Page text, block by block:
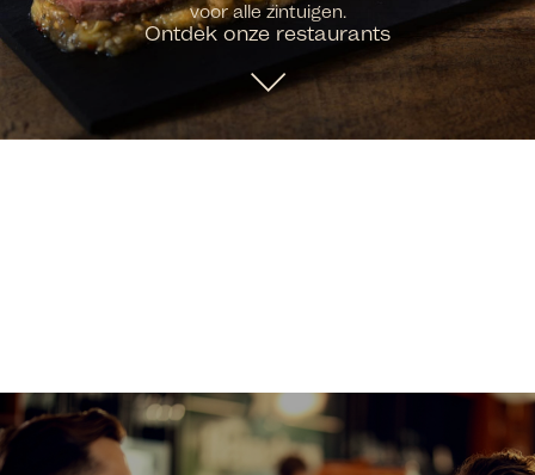
voor alle zintuigen.
Ontdek onze restaurants